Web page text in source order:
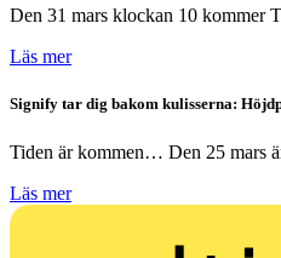
Den 31 mars klockan 10 kommer
Läs mer
Signify tar dig bakom kulisserna:
Tiden är kommen… Den 25 mars
Läs mer